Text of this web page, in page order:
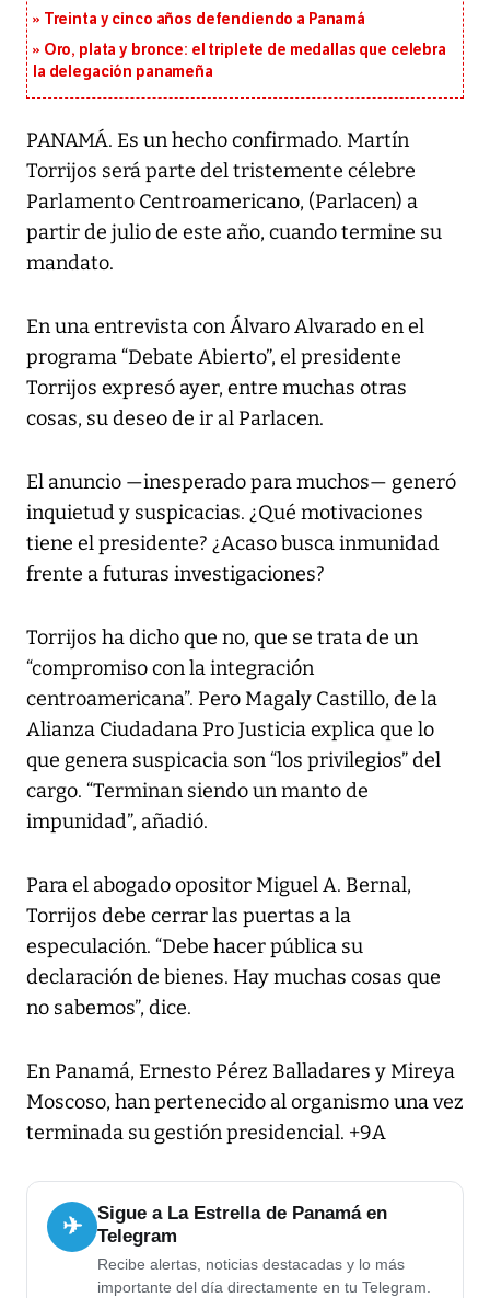
Treinta y cinco años defendiendo a Panamá
Oro, plata y bronce: el triplete de medallas que celebra
la delegación panameña
PANAMÁ. Es un hecho confirmado. Martín
Torrijos será parte del tristemente célebre
Parlamento Centroamericano, (Parlacen) a
partir de julio de este año, cuando termine su
mandato.
En una entrevista con Álvaro Alvarado en el
programa “Debate Abierto”, el presidente
Torrijos expresó ayer, entre muchas otras
cosas, su deseo de ir al Parlacen.
El anuncio —inesperado para muchos— generó
inquietud y suspicacias. ¿Qué motivaciones
tiene el presidente? ¿Acaso busca inmunidad
frente a futuras investigaciones?
Torrijos ha dicho que no, que se trata de un
“compromiso con la integración
centroamericana”. Pero Magaly Castillo, de la
Alianza Ciudadana Pro Justicia explica que lo
que genera suspicacia son “los privilegios” del
cargo. “Terminan siendo un manto de
impunidad”, añadió.
Para el abogado opositor Miguel A. Bernal,
Torrijos debe cerrar las puertas a la
especulación. “Debe hacer pública su
declaración de bienes. Hay muchas cosas que
no sabemos”, dice.
En Panamá, Ernesto Pérez Balladares y Mireya
Moscoso, han pertenecido al organismo una vez
terminada su gestión presidencial. +9A
✈
Sigue a La Estrella de Panamá en
Telegram
Recibe alertas, noticias destacadas y lo más
importante del día directamente en tu Telegram.